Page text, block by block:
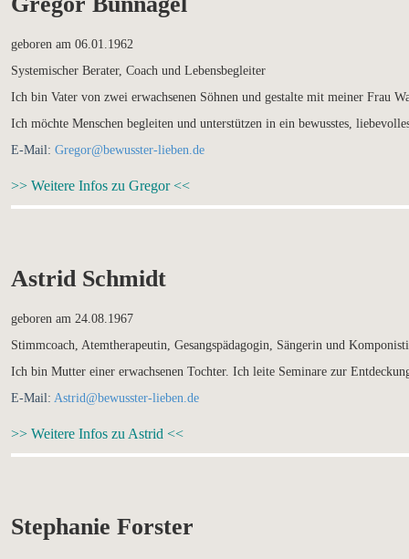
geboren am 06.01.1962
Systemischer Berater, Coach und Lebensbegleiter
Ich bin Vater von zwei erwachsenen Söhnen und gestalte mit meiner Frau
Ich möchte Menschen begleiten und unterstützen in ein bewusstes,
E-Mail: Gregor@bewusster-lieben.de
>> Weitere Infos zu Gregor <<
Astrid Schmidt
geboren am 24.08.1967
Stimmcoach, Atemtherapeutin, Gesangspädagogin, Sängerin und
Ich bin Mutter einer erwachsenen Tochter. Ich leite Seminare zur
E-Mail: Astrid@bewusster-lieben.de
>> Weitere Infos zu Astrid <<
Stephanie Forster